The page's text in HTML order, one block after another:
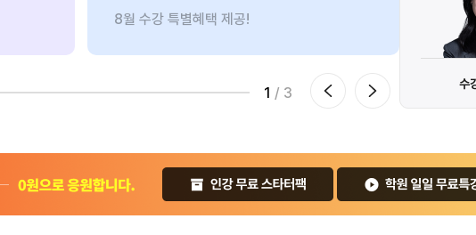
8월 수강 특별혜택 제공! 8/
1 / 3
8월 챌린지 신청하기 수